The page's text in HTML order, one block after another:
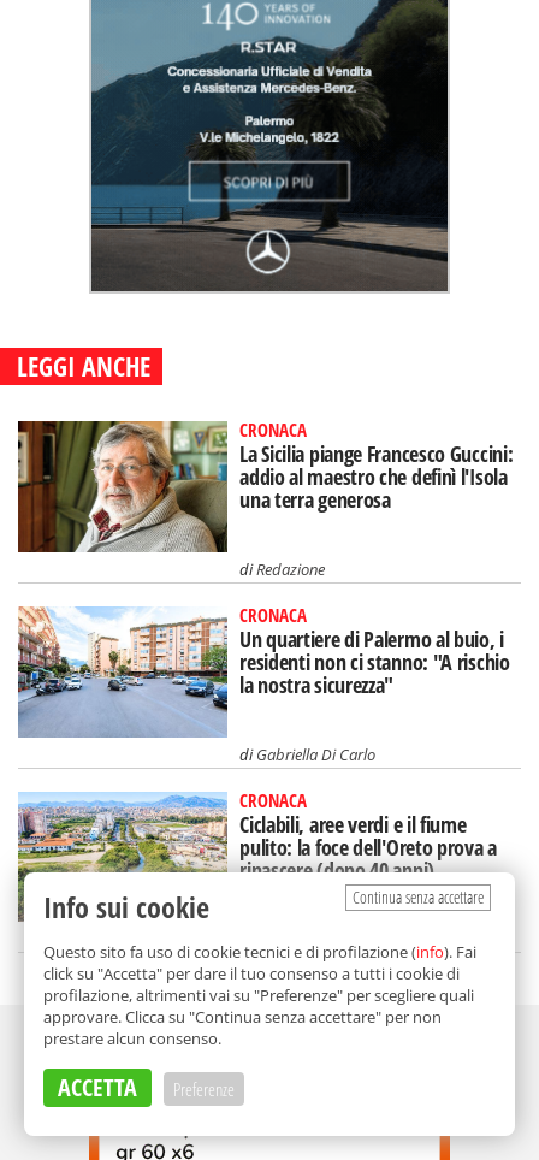
LEGGI ANCHE
CRONACA
La Sicilia piange Francesco Guccini:
addio al maestro che definì l'Isola
una terra generosa
diRedazione
CRONACA
Un quartiere di Palermo al buio, i
residenti non ci stanno: "A rischio
la nostra sicurezza"
diGabriella Di Carlo
CRONACA
Ciclabili, aree verdi e il fiume
pulito: la foce dell'Oreto prova a
rinascere (dopo 40 anni)
Adv
Continua senza accettare
Info sui cookie
Questo sito fa uso di cookie tecnici e di profilazione (info). Fai
click su "Accetta" per dare il tuo consenso a tutti i cookie di
profilazione, altrimenti vai su "Preferenze" per scegliere quali
approvare. Clicca su "Continua senza accettare" per non
prestare alcun consenso.
ACCETTA Preferenze